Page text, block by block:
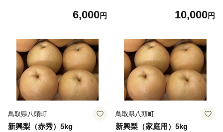
6,000円 10,000円
鳥取県八頭町
新興梨（赤秀）5kg
鳥取県八頭町
新興梨（家庭用）5kg